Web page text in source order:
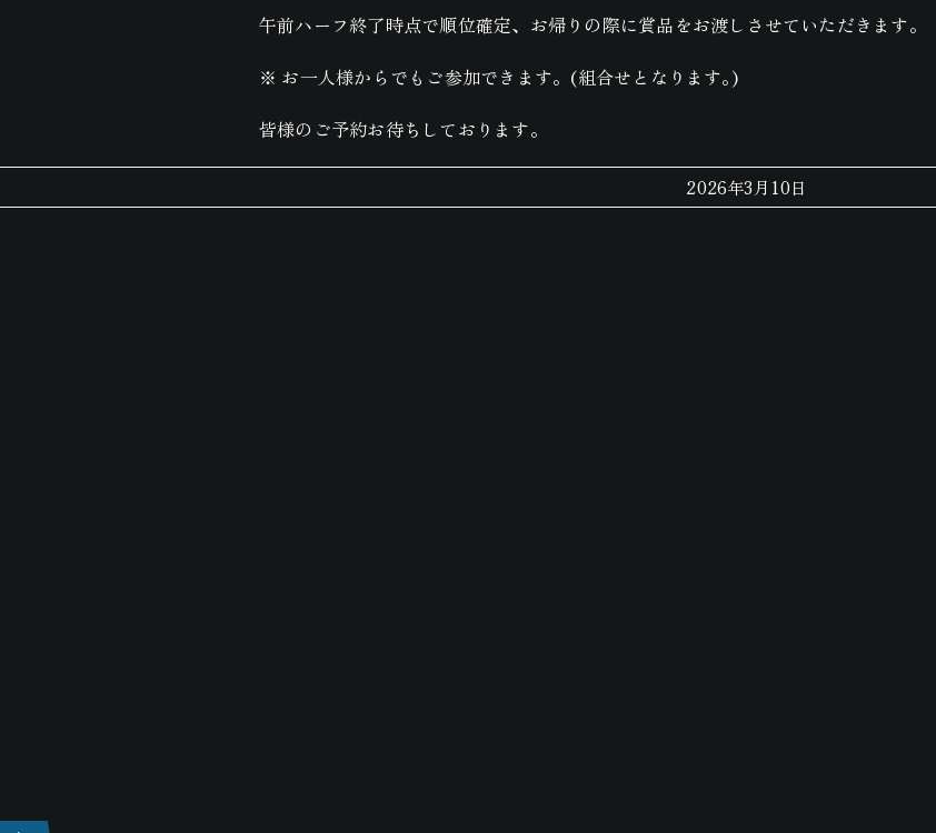
午前ハーフ終了時点で順位確定、お帰りの際に賞品をお渡しさせていただきます。
※ お一人様からでもご参加できます。(組合せとなります｡)
皆様のご予約お待ちしております。
2026年3月10日